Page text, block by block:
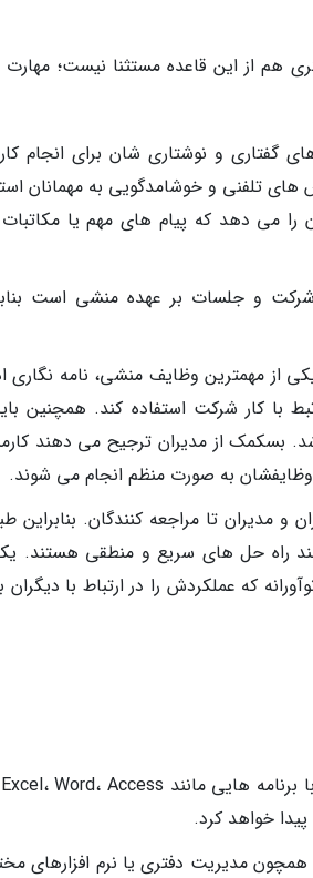
هم از این قاعده مستثنا نیست؛
گفتاری و نوشتاری شان برای انجام
های تلفنی و خوشامدگویی به مهمانان
را می دهد که پیام های مهم یا
و جلسات بر عهده منشی است
از مهمترین وظایف منشی، نامه نگاری
با کار شرکت استفاده کند. همچنین
بسکمک از مدیران ترجیح می دهند
وظایفشان به صورت منظم انجام می شوند.
و مدیران تا مراجعه کنندگان. بنابراین
راه حل های سریع و منطقی هستند.
که عملکردش را در ارتباط با دیگران
خواهد کرد.
مدیریت دفتری یا نرم افزارهای